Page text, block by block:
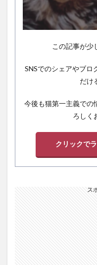
この記事が少
SNSでのシェアやブロ
だけ
今後も猫第一主義での
ろしく
クリックで
ス